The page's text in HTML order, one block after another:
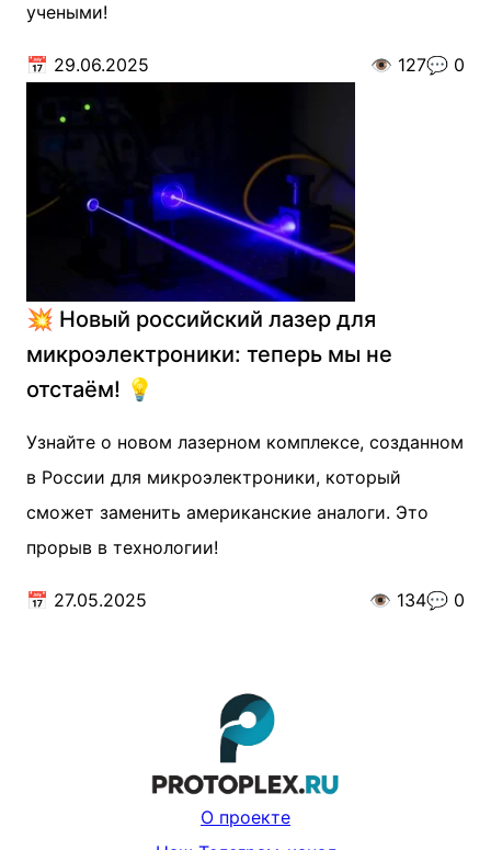
учеными!
📅 29.06.2025 👁️ 127💬 0
💥 Новый российский лазер для
микроэлектроники: теперь мы не
отстаём! 💡
Узнайте о новом лазерном комплексе, созданном
в России для микроэлектроники, который
сможет заменить американские аналоги. Это
прорыв в технологии!
📅 27.05.2025 👁️ 134💬 0
О проекте